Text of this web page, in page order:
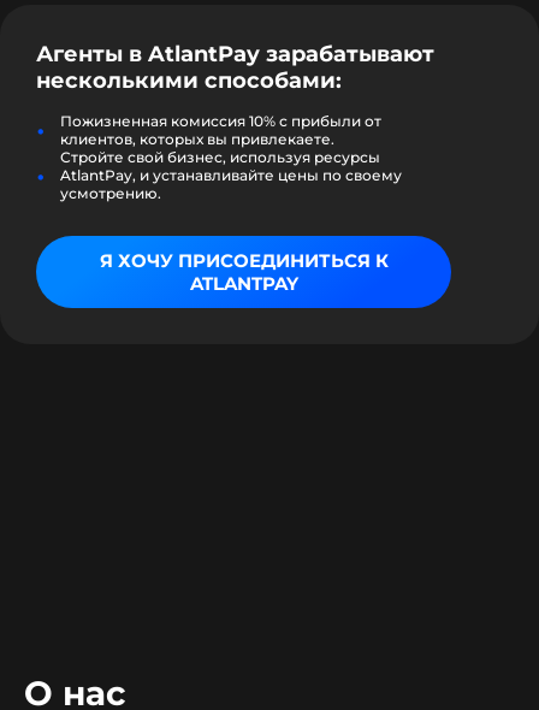
Агенты в AtlantPay зарабатывают
несколькими способами:
Пожизненная комиссия 10% с прибыли от
клиентов, которых вы привлекаете.
Стройте свой бизнес, используя ресурсы
AtlantPay, и устанавливайте цены по своему
усмотрению.
Я ХОЧУ ПРИСОЕДИНИТЬСЯ К
ATLANTPAY
О нас